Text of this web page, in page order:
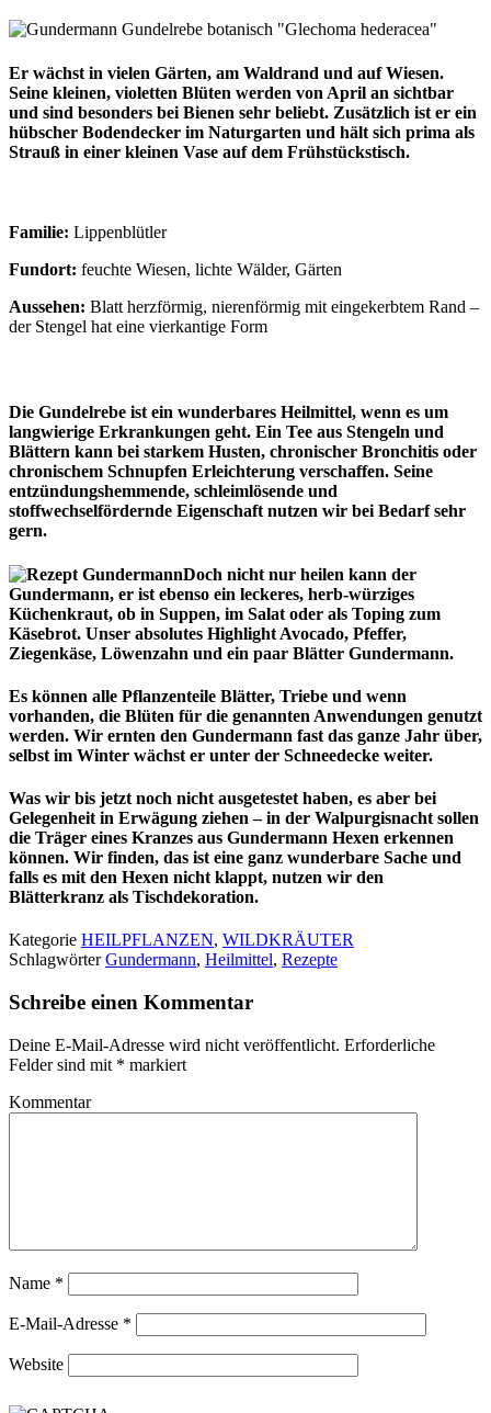
Er wächst in vielen Gärten, am Waldrand und auf Wiesen.
Seine kleinen, violetten Blüten werden von April an sichtbar
und sind besonders bei Bienen sehr beliebt. Zusätzlich ist er ein
hübscher Bodendecker im Naturgarten und hält sich prima als
Strauß in einer kleinen Vase auf dem Frühstückstisch.
Familie: Lippenblütler
Fundort: feuchte Wiesen, lichte Wälder, Gärten
Aussehen: Blatt herzförmig, nierenförmig mit eingekerbtem Rand –
der Stengel hat eine vierkantige Form
Die Gundelrebe ist ein wunderbares Heilmittel, wenn es um
langwierige Erkrankungen geht. Ein Tee aus Stengeln und
Blättern kann bei starkem Husten, chronischer Bronchitis oder
chronischem Schnupfen Erleichterung verschaffen. Seine
entzündungshemmende, schleimlösende und
stoffwechselfördernde Eigenschaft nutzen wir bei Bedarf sehr
gern.
Doch nicht nur heilen kann der
Gundermann, er ist ebenso ein leckeres, herb-würziges
Küchenkraut, ob in Suppen, im Salat oder als Toping zum
Käsebrot. Unser absolutes Highlight Avocado, Pfeffer,
Ziegenkäse, Löwenzahn und ein paar Blätter Gundermann.
Es können alle Pflanzenteile Blätter, Triebe und wenn
vorhanden, die Blüten für die genannten Anwendungen genutzt
werden. Wir ernten den Gundermann fast das ganze Jahr über,
selbst im Winter wächst er unter der Schneedecke weiter.
Was wir bis jetzt noch nicht ausgetestet haben, es aber bei
Gelegenheit in Erwägung ziehen – in der Walpurgisnacht sollen
die Träger eines Kranzes aus Gundermann Hexen erkennen
können. Wir finden, das ist eine ganz wunderbare Sache und
falls es mit den Hexen nicht klappt, nutzen wir den
Blätterkranz als Tischdekoration.
Kategorie HEILPFLANZEN, WILDKRÄUTER
SchlagwörterGundermann, Heilmittel, Rezepte
Schreibe einen Kommentar
Deine E-Mail-Adresse wird nicht veröffentlicht. Erforderliche
Felder sind mit * markiert
Kommentar
Name *
E-Mail-Adresse *
Website